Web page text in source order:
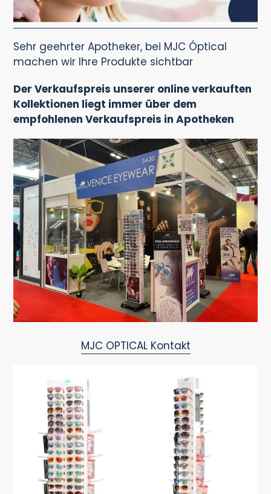
Sehr geehrter Apotheker, bei MJC Óptical
machen wir Ihre Produkte sichtbar
Der Verkaufspreis unserer online verkauften
Kollektionen liegt immer über dem
empfohlenen Verkaufspreis in Apotheken
MJC OPTICAL Kontakt